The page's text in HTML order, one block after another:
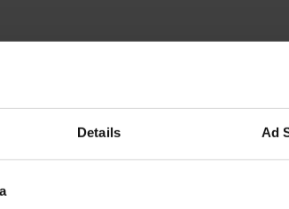
Details Ad